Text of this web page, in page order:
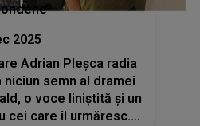
2025
Adrian Pleșca radia
semn al dramei
o voce liniștită și un
cei care îl urmăresc.